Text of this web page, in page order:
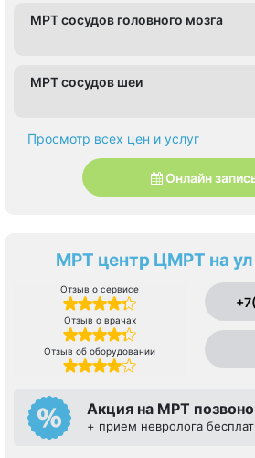
МРТ сосудов головного мозга
МРТ сосудов шеи
Просмотр всех цен и услуг
Онлайн
МРТ центр ЦМРТ на ул
Отзыв о сервисе
Отзыв о врачах
Отзыв об оборудовании
Акция на МРТ
+ прием невролога